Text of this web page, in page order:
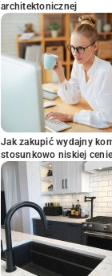
architektonicznej
Jak zakupić wydajny
stosunkowo niskiej